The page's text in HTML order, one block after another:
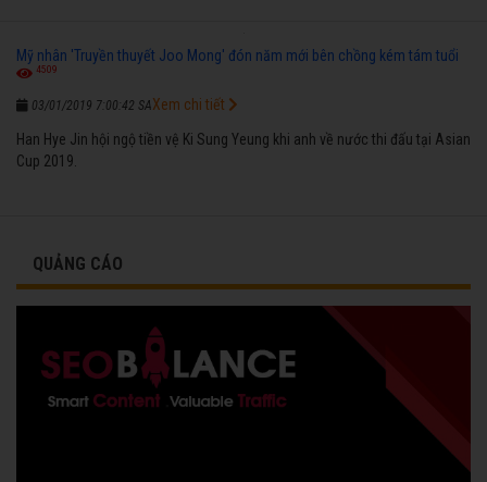
Mỹ nhân 'Truyền thuyết Joo Mong' đón năm mới bên chồng kém tám tuổi
4509
03/01/2019 7:00:42 SA
Han Hye Jin hội ngộ tiền vệ Ki Sung Yeung khi anh về nước thi đấu tại Asian
Cup 2019.
Xem chi tiết
QUẢNG CÁO